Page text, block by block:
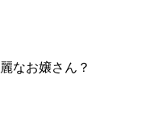
なお嬢さん？